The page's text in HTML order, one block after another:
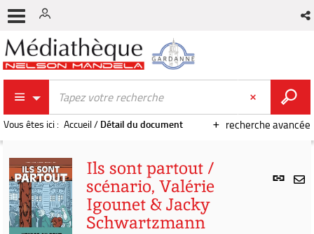
recherche avancée
Vous êtes ici : Accueil/ Détail du document
Lien
Ils sont partout /
scénario, Valérie
Igounet & Jacky
Schwartzmann